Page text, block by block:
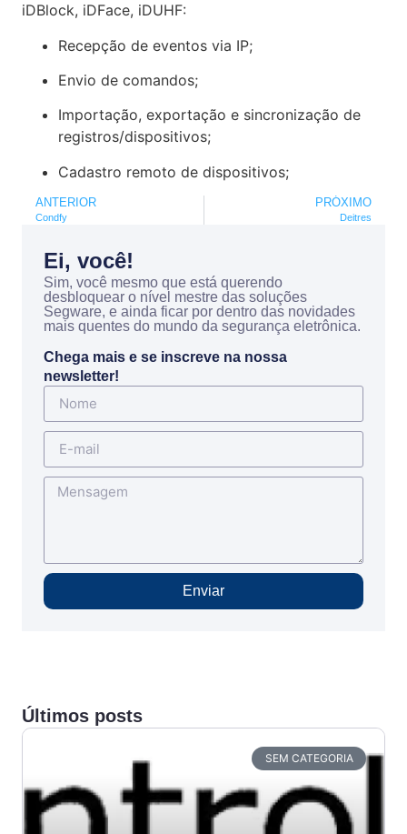
iDBlock, iDFace, iDUHF:
Recepção de eventos via IP;
Envio de comandos;
Importação, exportação e sincronização de
registros/dispositivos;
Cadastro remoto de dispositivos;
ANTERIOR
Condfy
PRÓXIMO
Deitres
Ei, você!
Sim, você mesmo que está querendo
desbloquear o nível mestre das soluções
Segware, e ainda ficar por dentro das novidades
mais quentes do mundo da segurança eletrônica.
Chega mais e se inscreve na nossa
newsletter!
Enviar
Últimos posts
SEM CATEGORIA